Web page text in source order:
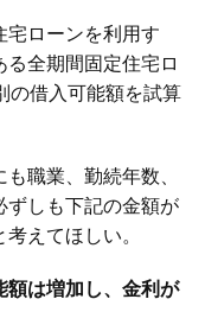
ローンを利用す
全期間固定住宅ロ
の借入可能額を試算
職業、勤続年数、
ずしも下記の金額が
えてほしい。
額は増加し、金利が